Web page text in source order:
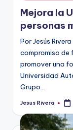
en
Mejora la
personas
Por Jesús
compromiso de
promover una
Universidad
Grupo…
Publicado
Jesus Rivera